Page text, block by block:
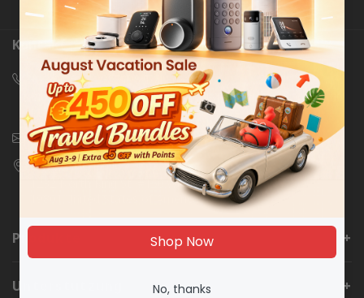
Kontakt
+1 866-530-2887 (US Toll Free)
Monday - Sunday, 00:00 - 07:00 PDT and then 10:00 - 00:00
PDT (Except all major holidays)
support@switch-bot.com
SWITCHBOT INC
1232 North King St. #150,Wilmington Delaware
19801,United States of America
Produkte
Unterstützung
Shop Now
No, thanks